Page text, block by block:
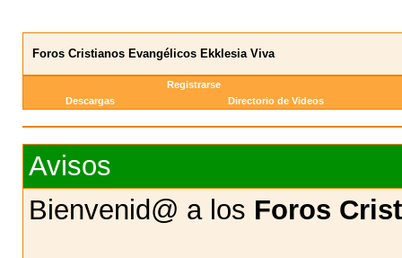
Foros Cristianos Evangélicos Ekklesia Viva
Registrarse
Descargas
Directorio de Videos
Avisos
Bienvenid@ a los Foros